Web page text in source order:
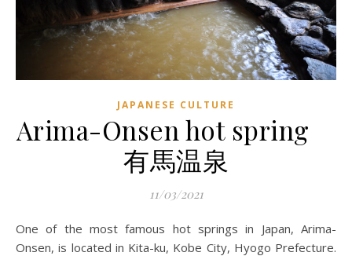
JAPANESE CULTURE
Arima-Onsen hot spring
有馬温泉
11/03/2021
One of the most famous hot springs in Japan, Arima-
Onsen, is located in Kita-ku, Kobe City, Hyogo Prefecture.